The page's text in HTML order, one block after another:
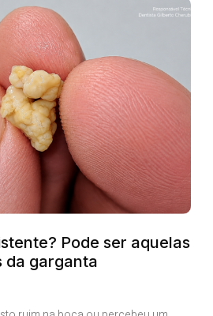
Pode ser aquelas
da garganta